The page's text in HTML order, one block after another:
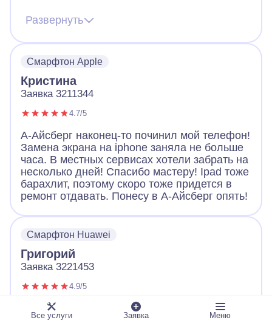
назначил мастера, договорились, что он
приедет вечером того же дня. Так и
случилось. Мастер разобрал телефон, что-
Большое спасибо!
Развернуть
Смарфтон Apple
Кристина
Заявка 3211344
4.7/5
А-Айсберг наконец-то починил мой телефон!
Замена экрана на iphone заняла не больше
часа. В местных сервисах хотели забрать на
несколько дней! Спасибо мастеру! Ipad тоже
барахлит, поэтому скоро тоже придется в
ремонт отдавать. Понесу в А-Айсберг опять!
Смарфтон Huawei
Григорий
Заявка 3221453
4.9/5
Обращался с неисправным телефоном в А-
Айсберг. Оператор вежливо выслушал и
Все услуги Заявка Меню